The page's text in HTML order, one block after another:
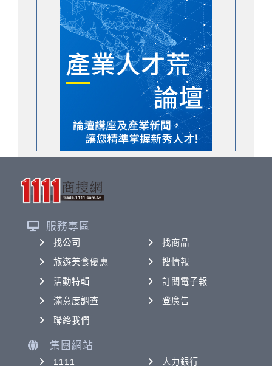
服務專區
找公司
找商品
旅遊美食優惠
搜情報
活動特輯
訂閱電子報
滿意度調查
登廣告
聯絡我們
集團網站
1111
人力銀行